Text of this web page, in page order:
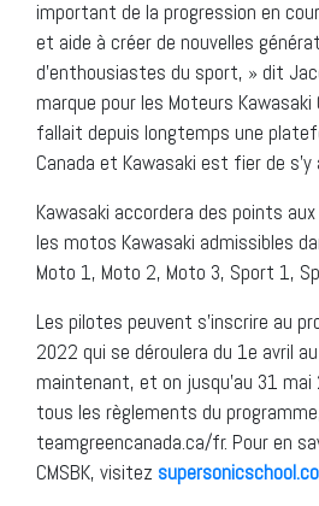
important de la progression en
et aide à créer de nouvelles
d’enthousiastes du sport, » dit
marque pour les Moteurs Kawasaki
fallait depuis longtemps une
Canada et Kawasaki est fier de s’y
Kawasaki accordera des points
les motos Kawasaki admissibles
Moto 1, Moto 2, Moto 3, Sport 1,
Les pilotes peuvent s’inscrire au
2022 qui se déroulera du 1e avril
maintenant, et on jusqu’au 31 mai
tous les règlements du
teamgreencanada.ca/fr. Pour en
CMSBK, visitez